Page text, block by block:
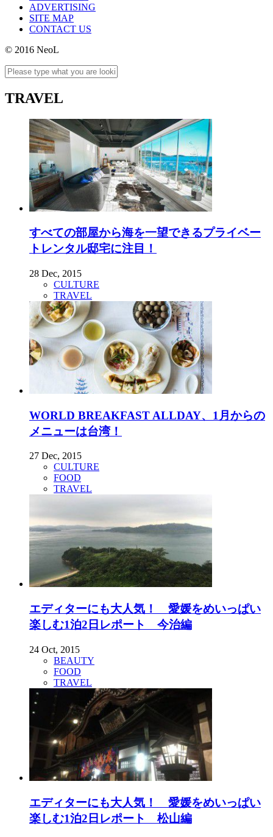
ADVERTISING
SITE MAP
CONTACT US
© 2016 NeoL
TRAVEL
すべての部屋から海を一望できるプライベー
トレンタル邸宅に注目！
28 Dec, 2015
CULTURE
TRAVEL
WORLD BREAKFAST ALLDAY、1月からの
メニューは台湾！
27 Dec, 2015
CULTURE
FOOD
TRAVEL
エディターにも大人気！ 愛媛をめいっぱい
楽しむ1泊2日レポート 今治編
24 Oct, 2015
BEAUTY
FOOD
TRAVEL
エディターにも大人気！ 愛媛をめいっぱい
楽しむ1泊2日レポート 松山編